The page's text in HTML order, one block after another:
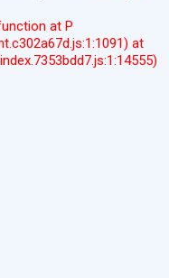
at P
at